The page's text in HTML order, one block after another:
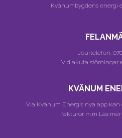
Kvänumbygdens energi
Jourtelefon:
Vid akuta störningar
KVÄNUM
Via Kvänum Energis nya app
fakturor m.m Läs